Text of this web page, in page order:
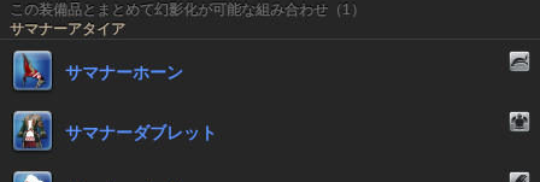
この装備品とまとめて幻影化が可能な組み合わせ（1）
サマナーアタイア
サマナーホーン
サマナーダブレット